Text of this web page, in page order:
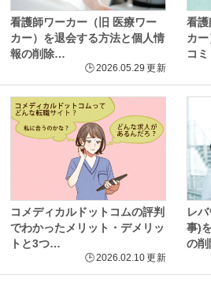
看護師ワーカー（旧 医療ワー
カー）を退会する方法と個人情
報の削除…
🕒2026.05.29 更新
看
カ
コ
コメディカルドットコムの評判
でわかったメリット・デメリッ
トと3つ…
🕒2026.02.10更新
レ
事)
の